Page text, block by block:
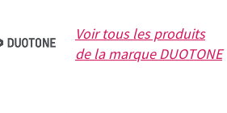
Voir tous les produits
de la marqueDUOTONE